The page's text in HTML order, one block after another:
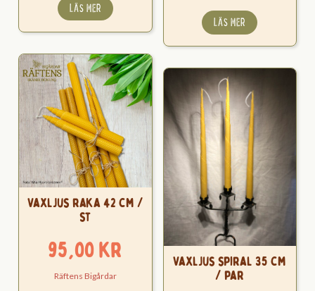
LÄS MER
LÄS MER
Vaxljus raka 42 cm /
st
95,00kr
Räftens Bigårdar
Vaxljus spiral 35 cm
/ par